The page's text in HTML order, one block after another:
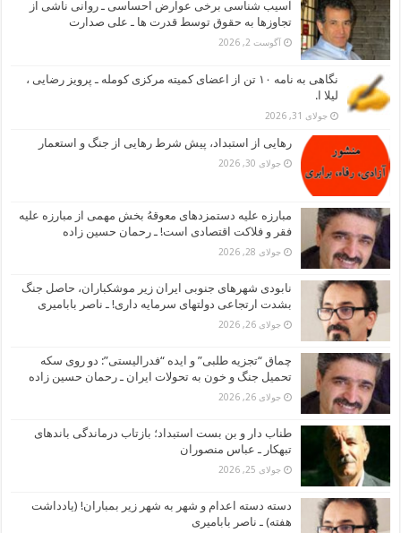
آسیب شناسی برخی عوارض احساسی ـ روانی ناشی از
تجاوزها به حقوق توسط قدرت ها ـ علی صدارت
آگوست 2, 2026
نگاهی به نامه ۱۰ تن از اعضای کمیته مرکزی کومله ـ پرویز رضایی ،
لیلا ا.
جولای 31, 2026
رهایی از استبداد، پیش شرط رهایی از جنگ و استعمار
جولای 30, 2026
مبارزه علیه دستمزدهای معوقهُ بخش مهمی از مبارزه علیه
فقر و فلاکت اقتصادی است! ـ رحمان حسین زاده
جولای 28, 2026
نابودی شهرهای جنوبی ایران زیر موشکباران، حاصل جنگ
بشدت ارتجاعی دولتهای سرمایه داری! ـ ناصر بابامیری
جولای 26, 2026
چماق “تجزیه طلبی” و ایده “فدرالیستی”: دو روی سکه
تحمیل جنگ و خون به تحولات ایران ـ رحمان حسین زاده
جولای 26, 2026
طناب دار و بن بست استبداد؛ بازتاب درماندگی باندهای
تبهکار ـ عباس منصوران
جولای 25, 2026
دسته دسته اعدام و شهر به شهر زیر بمباران! (یادداشت
هفته) ـ ناصر بابامیری